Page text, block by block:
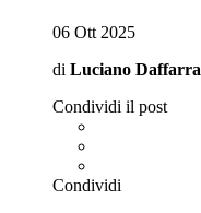
06 Ott 2025
di Luciano Daffarra
Condividi il post
Condividi